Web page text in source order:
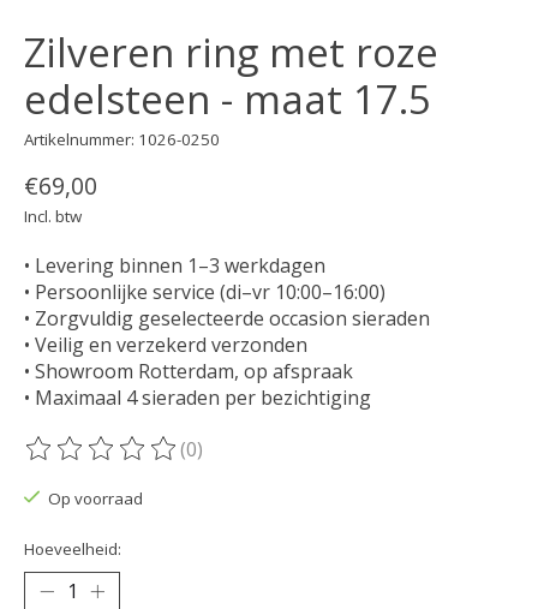
Zilveren ring met roze
edelsteen - maat 17.5
Artikelnummer: 1026-0250
€69,00
Incl. btw
• Levering binnen 1–3 werkdagen
• Persoonlijke service (di–vr 10:00–16:00)
• Zorgvuldig geselecteerde occasion sieraden
• Veilig en verzekerd verzonden
• Showroom Rotterdam, op afspraak
• Maximaal 4 sieraden per bezichtiging
De beoordeling van dit product is
(0)
Op voorraad
Hoeveelheid: